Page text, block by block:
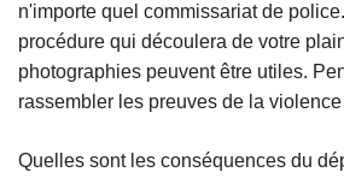
n'importe quel commissariat de
procédure qui découlera de votre
photographies peuvent être utiles.
rassembler les preuves de la
Quelles sont les conséquences du